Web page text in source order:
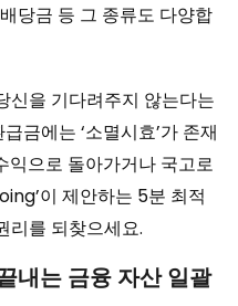
당금 등 그 종류도 다양합
신을 기다려주지 않는다는
금에는 ‘소멸시효’가 존재
익으로 돌아가거나 국고로
이 제안하는 5분 최적
리를 되찾으세요.
내는 금융 자산 일괄